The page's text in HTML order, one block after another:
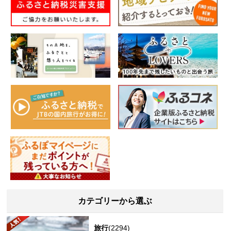
カテゴリーから選ぶ
旅行(2294)